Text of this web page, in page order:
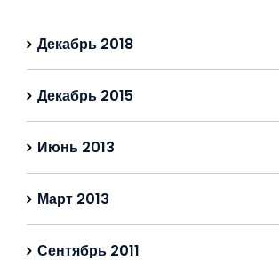
Декабрь 2018
Декабрь 2015
Июнь 2013
Март 2013
Сентябрь 2011